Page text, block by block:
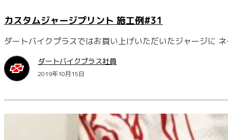
カスタムジャージプリント 施工例#31
ダートバイクプラスではお買い上げいただいたジャージに
ダートバイクプラス社員
2019年10月15日